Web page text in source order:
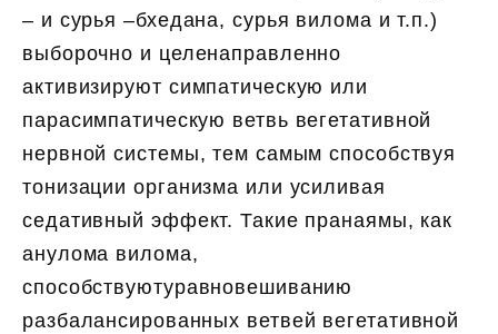
– и сурья –бхедана, сурья вилома и т.п.)
выборочно и целенаправленно
активизируют симпатическую или
парасимпатическую ветвь вегетативной
нервной системы, тем самым способствуя
тонизации организма или усиливая
седативный эффект. Такие пранаямы, как
анулома вилома,
способствуютуравновешиванию
разбалансированных ветвей вегетативной